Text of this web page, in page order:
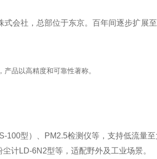
式会社，总部位于东京‌。百年间逐步扩展
品以高精度和可靠性著称‌。
100型）、PM2.5检测仪等，支持低流量至
计LD-6N2型等，适配野外及工业场景‌。